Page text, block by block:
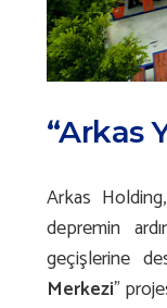
“Arkas
Arkas
depremin
geçişlerine
Merkezi”